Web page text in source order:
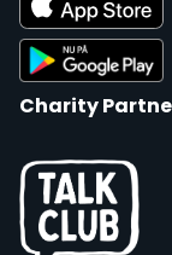
Charity